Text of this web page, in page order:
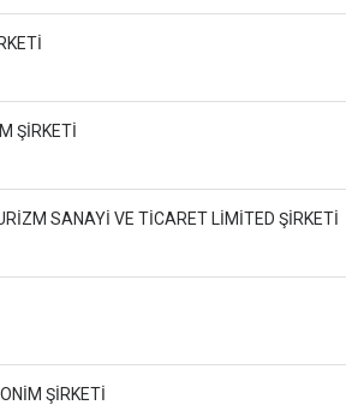
ŞİRKETİ
SANAYİ VE TİCARET LİMİTED ŞİRKETİ
ŞİRKETİ